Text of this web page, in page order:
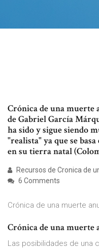
Crónica de una muerte
de Gabriel García
ha sido y sigue siendo
"realista" ya que se
en su tierra natal
Recursos de Cronica de
6 Comments
Crónica de una muerte
Crónica de una muerte
Las posibilidades de una